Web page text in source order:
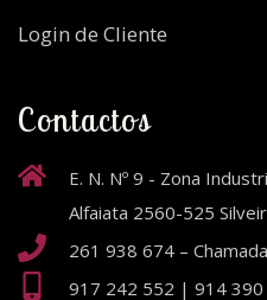
Login de Cliente
Contactos
E. N. Nº 9 - Zona
Alfaiata 2560-525
261 938 674 –
917 242 552 | 914 390